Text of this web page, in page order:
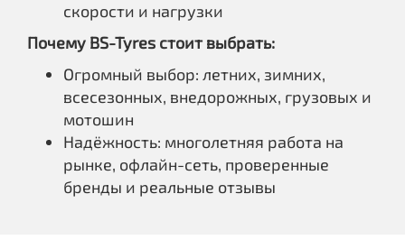
скорости и нагрузки
Почему BS-Tyres стоит выбрать:
Огромный выбор: летних, зимних,
всесезонных, внедорожных, грузовых и
мотошин
Надёжность: многолетняя работа на
рынке, офлайн-сеть, проверенные
бренды и реальные отзывы